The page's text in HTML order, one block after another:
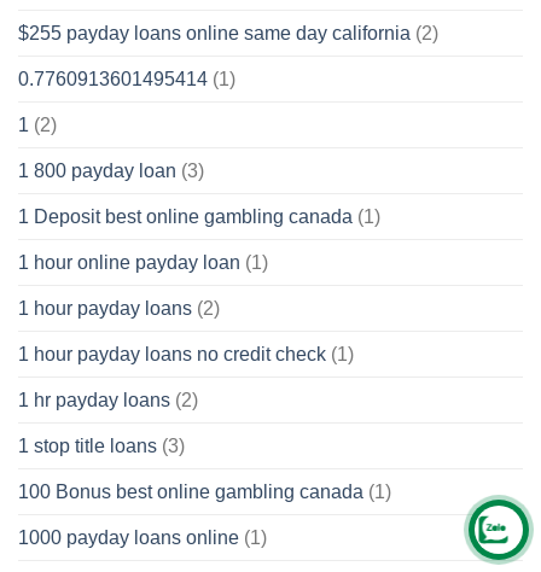
$255 payday loans online same day california (2)
0.7760913601495414 (1)
1 (2)
1 800 payday loan (3)
1 Deposit best online gambling canada (1)
1 hour online payday loan (1)
1 hour payday loans (2)
1 hour payday loans no credit check (1)
1 hr payday loans (2)
1 stop title loans (3)
100 Bonus best online gambling canada (1)
1000 payday loans online (1)